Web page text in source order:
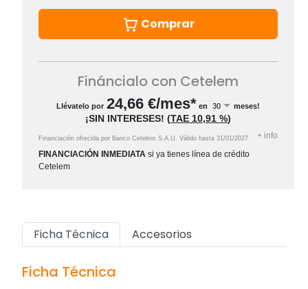
Comprar
Fináncialo con Cetelem
Llévatelo por 24,66 €/mes* en meses!
¡SIN INTERESES! (TAE 10,91 %)
Financiación ofrecida por Banco Cetelem S.A.U. Válido hasta 31/01/2027 + info
FINANCIACIÓN INMEDIATA si ya tienes línea de crédito
Cetelem
Ficha Técnica Accesorios
Ficha Técnica